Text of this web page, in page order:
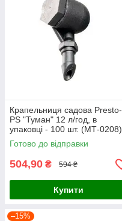
Крапельниця садова Presto-
PS "Туман" 12 л/год, в
упаковці - 100 шт. (МТ-0208)
Готово до відправки
504,90 ₴ 594 ₴
Купити
–15%